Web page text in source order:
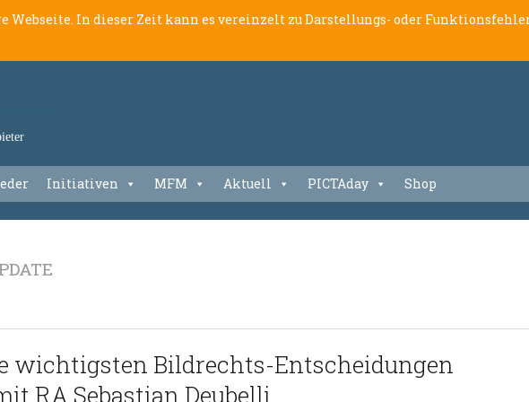
Webseite. In dieser Zeit kann es vereinzelt zu Darstellungs- oder
Initiativen MFM Aktuell PICTAday Shop
wichtigsten Bildrechts-Entscheidungen
RA Sebastian Deubelli